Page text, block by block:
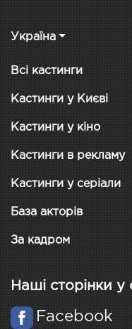
Україна
Всі кастинги
Кастинги у Києві
Кастинги у кіно
Кастинги в рекламу
Кастинги у серіали
База акторів
За кадром
Наші сторінки
Facebook